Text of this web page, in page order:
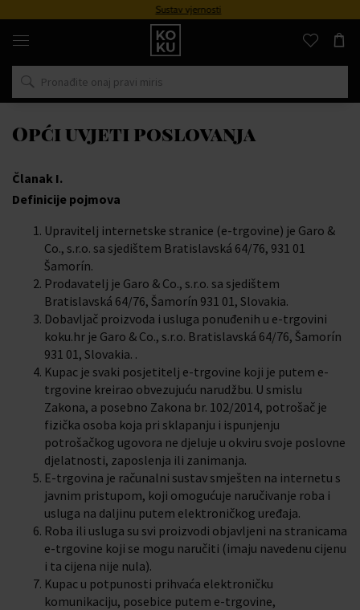
Sustav vjernosti
Originalni
parfemi
satovi
na
mjestu
Opći uvjeti poslovanja
Članak I.
Definicije pojmova
Upravitelj internetske stranice (e-trgovine) je Garo &
Co., s.r.o. sa sjedištem Bratislavská 64/76, 931 01
Šamorín.
Prodavatelj je Garo & Co., s.r.o. sa sjedištem
Bratislavská 64/76, Šamorín 931 01, Slovakia.
Dobavljač proizvoda i usluga ponuđenih u e-trgovini
koku.hr je Garo & Co., s.r.o. Bratislavská 64/76, Šamorín
931 01, Slovakia. .
Kupac je svaki posjetitelj e-trgovine koji je putem e-
trgovine kreirao obvezujuću narudžbu. U smislu
Zakona, a posebno Zakona br. 102/2014, potrošač je
fizička osoba koja pri sklapanju i ispunjenju
potrošačkog ugovora ne djeluje u okviru svoje poslovne
djelatnosti, zaposlenja ili zanimanja.
E-trgovina je računalni sustav smješten na internetu s
javnim pristupom, koji omogućuje naručivanje roba i
usluga na daljinu putem elektroničkog uređaja.
Roba ili usluga su svi proizvodi objavljeni na stranicama
e-trgovine koji se mogu naručiti (imaju navedenu cijenu
i ta cijena nije nula).
Kupac u potpunosti prihvaća elektroničku
komunikaciju, posebice putem e-trgovine,